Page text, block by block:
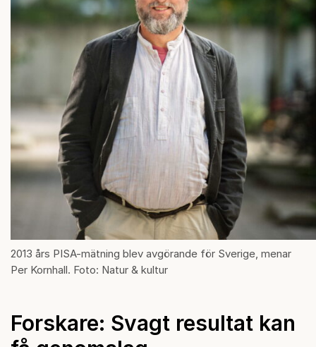
2013 års PISA-mätning blev avgörande för Sverige, menar
Per Kornhall. Foto: Natur & kultur
Forskare: Svagt resultat kan